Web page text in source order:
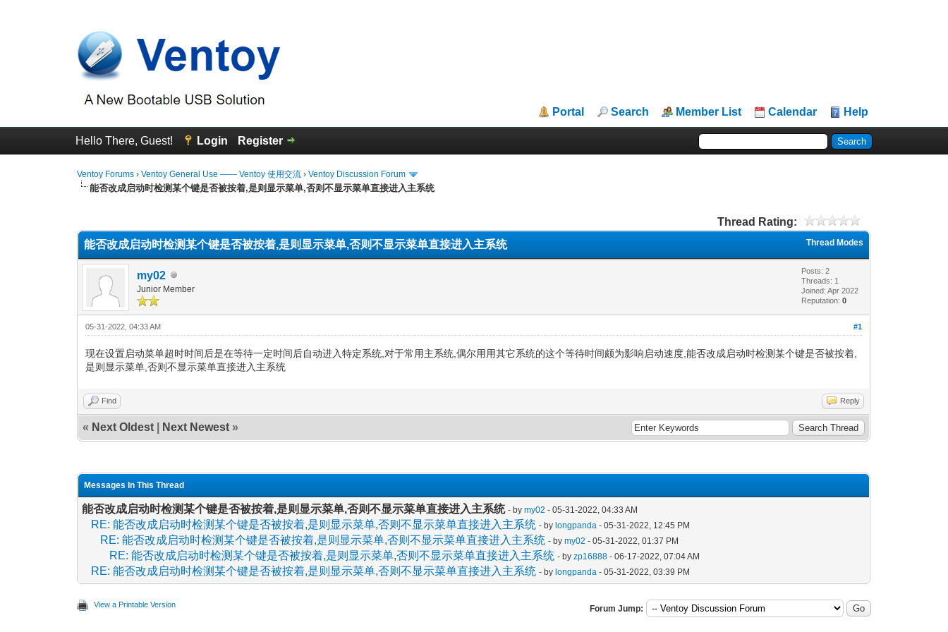
Portal Search Member List Calendar Help
Hello There, Guest! Login Register
Ventoy Forums ›Ventoy General Use —— Ventoy 使用交流 ›Ventoy Discussion Forum
能否改成启动时检测某个键是否被按着,是则显示菜单,否则不显示菜单直接进入主系统
Thread Rating:
Thread Modes
能否改成启动时检测某个键是否被按着,是则显示菜单,否则不显示菜单直接进入主系统
my02
Junior Member
Posts: 2
Threads: 1
Joined: Apr 2022
Reputation:0
#1
05-31-2022, 04:33 AM
现在设置启动菜单超时时间后是在等待一定时间后自动进入特定系统,对于常用主系统,偶尔用用其它系统的这个等待时间颇为影响启动速度,能否改成启动时检测某个键是否被按着,
是则显示菜单,否则不显示菜单直接进入主系统
Find Reply
« Next Oldest Next Newest »
Messages In This Thread
能否改成启动时检测某个键是否被按着,是则显示菜单,否则不显示菜单直接进入主系统 - bymy02 - 05-31-2022, 04:33 AM
RE: 能否改成启动时检测某个键是否被按着,是则显示菜单,否则不显示菜单直接进入主系统 - bylongpanda - 05-31-2022, 12:45 PM
RE: 能否改成启动时检测某个键是否被按着,是则显示菜单,否则不显示菜单直接进入主系统 - bymy02 - 05-31-2022, 01:37 PM
RE: 能否改成启动时检测某个键是否被按着,是则显示菜单,否则不显示菜单直接进入主系统 - byzp16888 - 06-17-2022, 07:04 AM
RE: 能否改成启动时检测某个键是否被按着,是则显示菜单,否则不显示菜单直接进入主系统 - bylongpanda - 05-31-2022, 03:39 PM
View a Printable Version Forum Jump: